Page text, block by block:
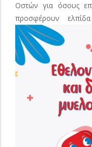
Οστών για όσους
προσφέρουν